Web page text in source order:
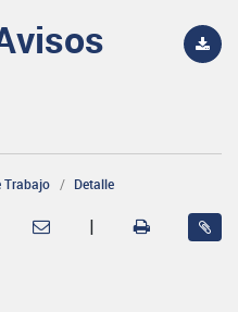
Trabajo Detalle
|